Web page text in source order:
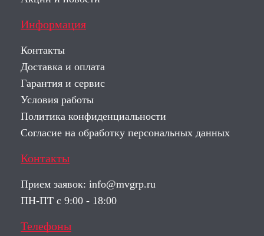
Информация
Контакты
Доставка и оплата
Гарантия и сервис
Условия работы
Политика конфиденциальности
Согласие на обработку персональных данных
Контакты
Прием заявок: info@mvgrp.ru
ПН-ПТ с 9:00 - 18:00
Телефоны